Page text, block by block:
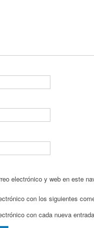
electrónico y web en este
con los siguientes
con cada nueva